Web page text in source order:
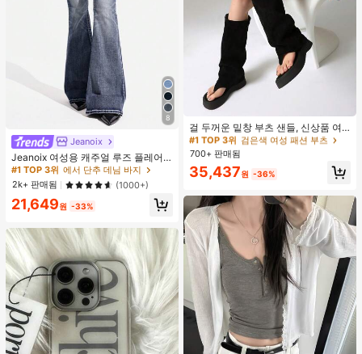
8
Jeanoix
Jeanoix 여성용 캐주얼 루즈 플레어
레그 로우웨이스트 청바지
#1 TOP 3위 에서 단추 데님 바지
2k+ 판매됨
(1000+)
21,649원 -33%
걸 두꺼운 밑창 부츠 샌들, 신상품 여
름 키높이 롱 샤프트 니치 섹시 팝 걸
끈 레트로 스트리트 스타일 앵클 부츠
#1 TOP 3위
거의 매진!
#1 TOP 3위 검은색 여성 패션 부츠
거의 매진!
#1 TOP 3위 검은색 여성 패션 부츠
거의 매진!
#1 TOP 3위 검은색 여성 패션 부츠
거의 매진!
700+ 판매됨
35,437원 -36%